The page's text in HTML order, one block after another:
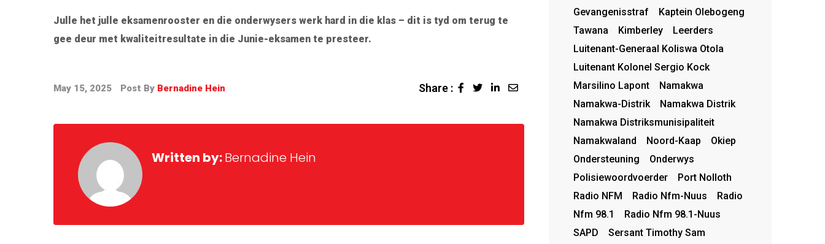
Julle het julle eksamenrooster en die onderwysers werk hard in die klas – dit is tyd om terug te
gee deur met kwaliteitresultate in die Junie-eksamen te presteer.
May 15, 2025 Post By Bernadine Hein Share :
Written by:Bernadine Hein
Gevangenisstraf
Kaptein Olebogeng
Tawana
Kimberley
Leerders
Luitenant-Generaal Koliswa Otola
Luitenant Kolonel Sergio Kock
Marsilino Lapont
Namakwa
Namakwa-Distrik
Namakwa Distrik
Namakwa Distriksmunisipaliteit
Namakwaland
Noord-Kaap
Okiep
Ondersteuning
Onderwys
Polisiewoordvoerder
Port Nolloth
Radio NFM
Radio Nfm-Nuus
Radio
Nfm 98.1
Radio Nfm 98.1-Nuus
SAPD
Sersant Timothy Sam